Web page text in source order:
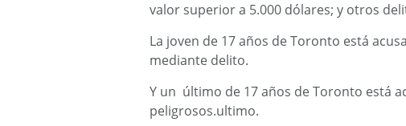
valor superior a 5.000 dólares; y otros
La joven de 17 años de Toronto está
mediante delito.
Y un último de 17 años de Toronto está
peligrosos.ultimo.